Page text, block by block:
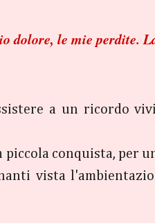
le mie perdite.
a un ricordo
conquista, per
vista